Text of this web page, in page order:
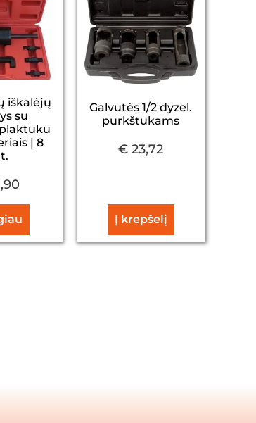
iškalėjų
su
| 8
Galvutės 1/2 dyzel.
purkštukams
€ 23,72
Į krepšelį